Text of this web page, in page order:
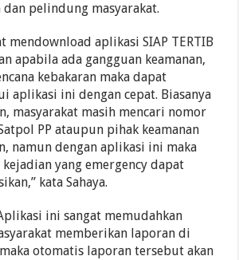
pelindung masyarakat.
mendownload aplikasi SIAP TERTIB
apabila ada gangguan keamanan,
kebakaran maka dapat
aplikasi ini dengan cepat. Biasanya
masyarakat masih mencari nomor
PP ataupun pihak keamanan
namun dengan aplikasi ini maka
yang emergency dapat
kata Sahaya.
ini sangat memudahkan
memberikan laporan di
otomatis laporan tersebut akan